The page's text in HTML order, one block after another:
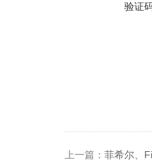
验证
上一篇： 菲希尔、